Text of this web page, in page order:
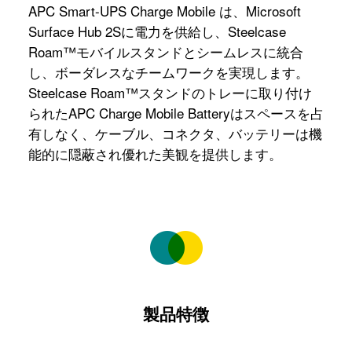
APC Smart-UPS Charge Mobile は、Microsoft
Surface Hub 2Sに電力を供給し、Steelcase
Roam™モバイルスタンドとシームレスに統合
し、ボーダレスなチームワークを実現します。
Steelcase Roam™スタンドのトレーに取り付け
られたAPC Charge Mobile Batteryはスペースを占
有しなく、ケーブル、コネクタ、バッテリーは機
能的に隠蔽され優れた美観を提供します。
製品特徴